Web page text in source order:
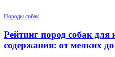
Породы собак
Рейтинг пород собак для
содержания: от мелких